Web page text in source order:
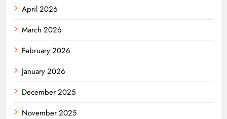
April 2026
March 2026
February 2026
January 2026
December 2025
November 2025